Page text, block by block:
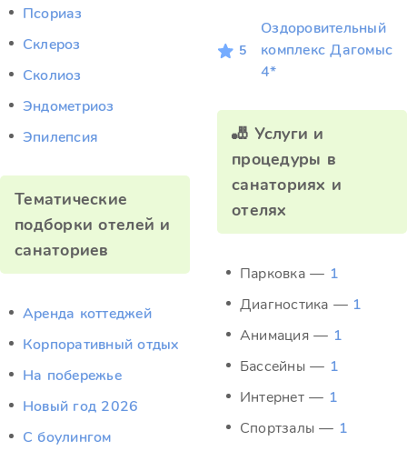
Псориаз
Склероз
Сколиоз
Эндометриоз
Эпилепсия
Тематические
подборки отелей и
санаториев
Аренда коттеджей
Корпоративный отдых
На побережье
Новый год 2026
С боулингом
5
Оздоровительный
комплекс Дагомыс
4*
🎳 Услуги и
процедуры в
санаториях и
отелях
Парковка — 1
Диагностика — 1
Анимация — 1
Бассейны — 1
Интернет — 1
Спортзалы — 1